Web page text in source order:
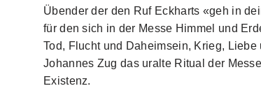
Übender der den Ruf Eckharts «geh in
für den sich in der Messe Himmel und
Tod, Flucht und Daheimsein, Krieg,
Johannes Zug das uralte Ritual der
Existenz.